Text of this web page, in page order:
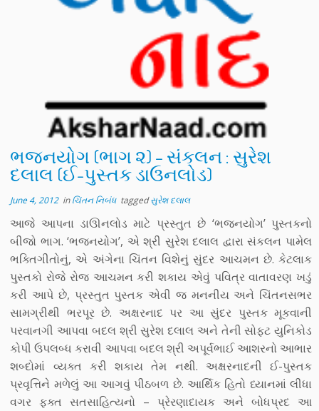
ભજનયોગ (ભાગ ૨) – સંકલન : સુરેશ
દલાલ (ઈ-પુસ્તક ડાઉનલોડ)
June 4, 2012inચિંતન નિબંધ taggedસુરેશ દલાલ
આજે આપના ડાઊનલોડ માટે પ્રસ્તુત છે ‘ભજનયોગ’ પુસ્તકનો
બીજો ભાગ. ‘ભજનયોગ’, એ શ્રી સુરેશ દલાલ દ્વારા સંકલન પામેલ
ભક્તિગીતોનું, એ અંગેના ચિંતન વિશેનું સુંદર આચમન છે. કેટલાક
પુસ્તકો રોજે રોજ આચમન કરી શકાય એવું પવિત્ર વાતાવરણ ખડું
કરી આપે છે, પ્રસ્તુત પુસ્તક એવી જ મનનીય અને ચિંતનસભર
સામગ્રીથી ભરપૂર છે. અક્ષરનાદ પર આ સુંદર પુસ્તક મૂકવાની
પરવાનગી આપવા બદલ શ્રી સુરેશ દલાલ અને તેની સોફ્ટ યુનિકોડ
કોપી ઉપલબ્ધ કરાવી આપવા બદલ શ્રી અપૂર્વભાઈ આશરનો આભાર
શબ્દોમાં વ્યક્ત કરી શકાય તેમ નથી. અક્ષરનાદની ઈ-પુસ્તક
પ્રવૃત્તિને મળેલું આ આગવું પીઠબળ છે. આર્થિક હિતો ધ્યાનમાં લીધા
વગર ફક્ત સતસાહિત્યનો – પ્રેરણાદાયક અને બોધપ્રદ આ